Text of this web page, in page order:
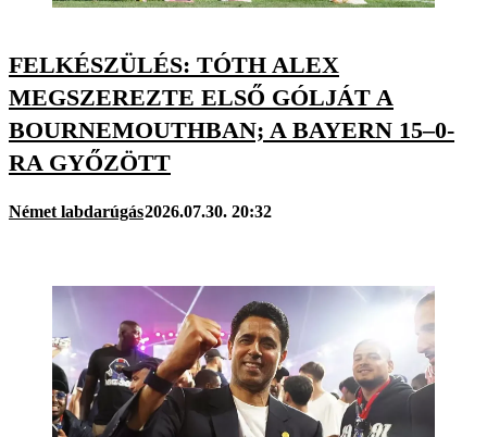
FELKÉSZÜLÉS: TÓTH ALEX
MEGSZEREZTE ELSŐ GÓLJÁT A
BOURNEMOUTHBAN; A BAYERN 15–0-
RA GYŐZÖTT
Német labdarúgás2026.07.30. 20:32